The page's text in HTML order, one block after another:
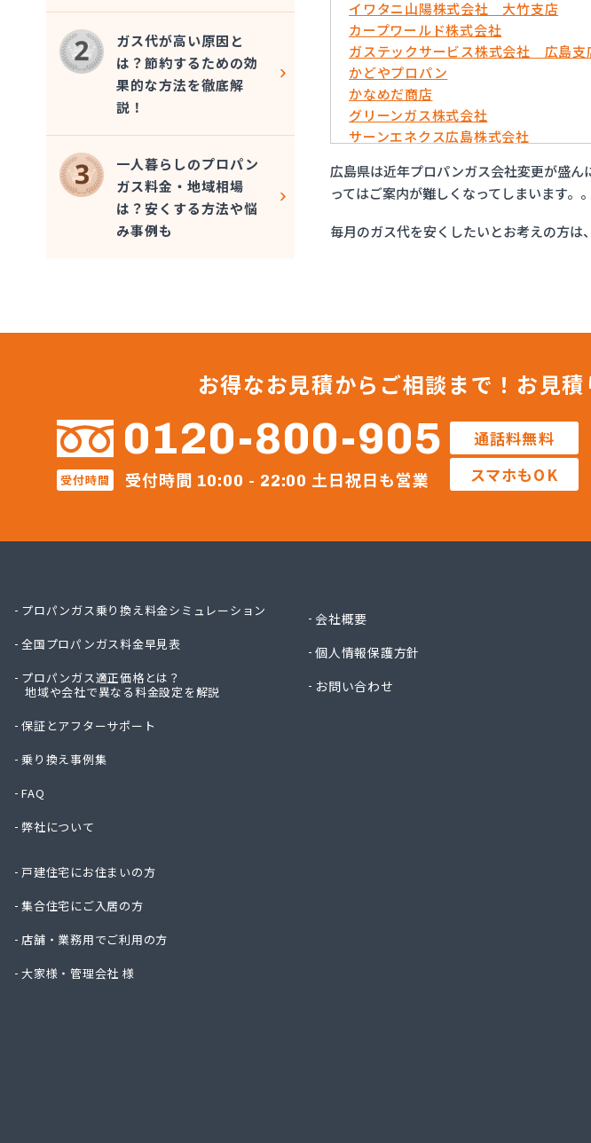
イワタニ山陽株式会社 大竹支店
カープワールド株式会社
ガステックサービス株式会社 広島支
かどやプロパン
かなめだ商店
グリーンガス株式会社
サーンエネクス広島株式会社
ダイネン株式会社広島営業所
トーショク
パーパス株式会社広島支店
やぶねハウビン株式会社 LPガス事業
安藤プロパン
伊藤忠エネクスホームライフ西日本
伊藤忠エネクスホームライフ西日本
加計燃料株式会社 広島営業所
可部ガス販売株式会社
角本商店
株式会社ガスセンター広島・充填所直
株式会社シティガス広島
株式会社たかまガス
株式会社ナカガワプロパン 古市支店
株式会社ホームエネルギー 山陽三原
株式会社広島クミアイ燃料 あさひが
株式会社広島中央クミアイ燃料 大和
広島県は近年プロパンガス会社変更が盛
ってはご案内が難しくなってしまいます。。
毎月のガス代を安くしたいとお考えの方は
ガス代が高い原因と
は？節約するための効
果的な方法を徹底解
説！
一人暮らしのプロパン
ガス料金・地域相場
は？安くする方法や悩
み事例も
お得なお見積からご相談まで！ お見
0120-800-905
受付時間 受付時間 10:00 - 22:00 土日祝日も営業
通話料無料
スマホもOK
プロパンガス乗り換え料金シミュレーション
全国プロパンガス料金早見表
プロパンガス適正価格とは？
地域や会社で異なる料金設定を解説
保証とアフターサポート
乗り換え事例集
FAQ
弊社について
戸建住宅にお住まいの方
集合住宅にご入居の方
店舗・業務用でご利用の方
大家様・管理会社 様
会社概要
個人情報保護方針
お問い合わせ